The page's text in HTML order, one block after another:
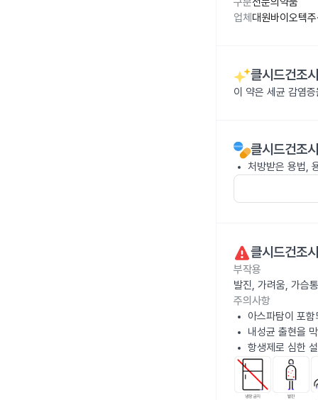
업체 대원바이오텍
클시드건
이 약은 세균 감염
클시드건
처방받은 용법,
클시드건
부작용
발진, 가려움, 가슴
주의사항
아스파탐이 포
내성균 출현을
항생제로 심한